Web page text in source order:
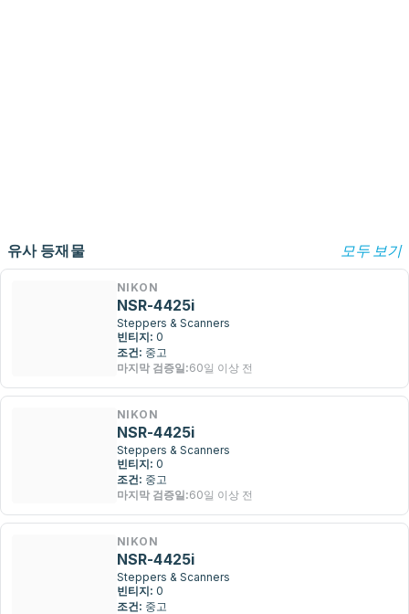
유사 등재물 모두 보기
NIKON
NSR-4425i
Steppers & Scanners
빈티지: 0
조건: 중고
마지막 검증일:60일 이상 전
NIKON
NSR-4425i
Steppers & Scanners
빈티지: 0
조건: 중고
마지막 검증일:60일 이상 전
NIKON
NSR-4425i
Steppers & Scanners
빈티지: 0
조건: 중고